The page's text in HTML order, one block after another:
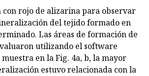
con rojo de alizarina para observar
del tejido formado en
Las áreas de formación de
utilizando el software
muestra en la Fig. 4a, b, la mayor
estuvo relacionada con la